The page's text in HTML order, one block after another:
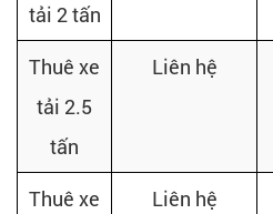
tải 2 tấn
Thuê xe
tải 2.5
tấn
Liên hệ
Thuê xe
Liên hệ